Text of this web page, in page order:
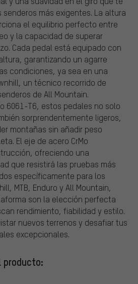
más exigentes. La altura
el equilibrio perfecto entre
y la capacidad de superar
Cada pedal está equipado con
garantizando un agarre
condiciones, ya sea en una
un técnico recorrido de
de All Mountain.
6061-T6, estos pedales no solo
sorprendentemente ligeros,
montañas sin añadir peso
El eje de acero CrMo
ofreciendo una
que resistirá las pruebas más
específicamente para los
MTB, Enduro y All Mountain,
son la elección perfecta
rendimiento, fiabilidad y estilo.
nuevos terrenos y desafiar tus
excepcionales.
producto: